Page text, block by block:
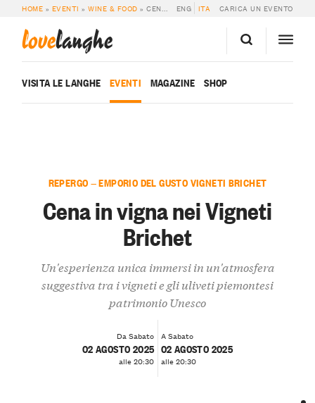
HOME » EVENTI »WINE & FOOD »CENA IN VIGNA NEI VIGNETI BRICHET ENG ITA CARICA UN EVENTO
lovelanghe
VISITA LE LANGHE EVENTI MAGAZINE SHOP
REPERGO — EMPORIO DEL GUSTO VIGNETI BRICHET
Cena in vigna nei Vigneti
Brichet
Un'esperienza unica immersi in un'atmosfera
suggestiva tra i vigneti e gli uliveti piemontesi
patrimonio Unesco
Da Sabato
02 AGOSTO 2025
alle 20:30
A Sabato
02 AGOSTO 2025
alle 20:30